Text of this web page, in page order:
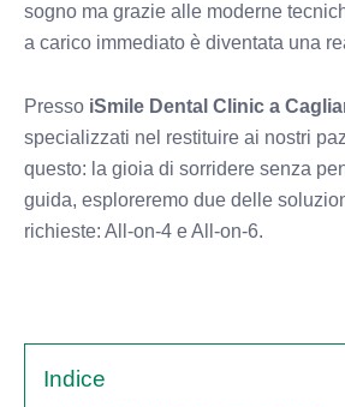
sogno ma grazie alle moderne
a carico immediato è diventata una
Presso iSmile Dental Clinic a
specializzati nel restituire ai nostri
questo: la gioia di sorridere senza
guida, esploreremo due delle
richieste: All-on-4 e All-on-6.
Indice